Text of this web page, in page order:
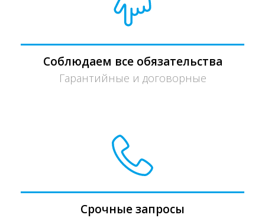
Соблюдаем все обязательства
Гарантийные и договорные
Срочные запросы